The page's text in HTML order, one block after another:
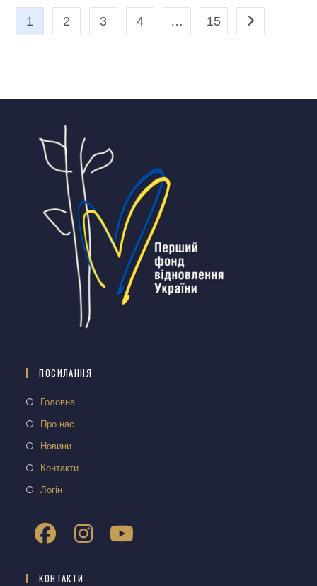
1 2 3 4 … 15
ПОСИЛАННЯ
Головна
Про нас
Новини
Контакти
Логін
КОНТАКТИ